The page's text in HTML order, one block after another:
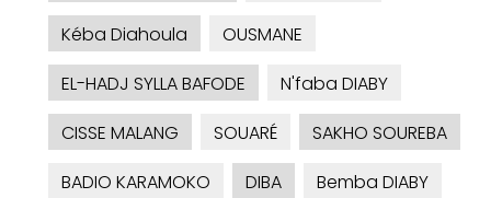
Kéba Diahoula
OUSMANE
EL-HADJ SYLLA BAFODE
N'faba DIABY
CISSE MALANG
SOUARÉ
SAKHO SOUREBA
BADIO KARAMOKO
DIBA
Bemba DIABY